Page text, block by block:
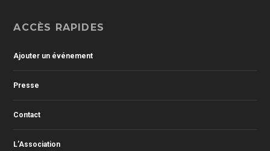
ACCÈS RAPIDES
Ajouter un événement
Presse
Contact
L’Association